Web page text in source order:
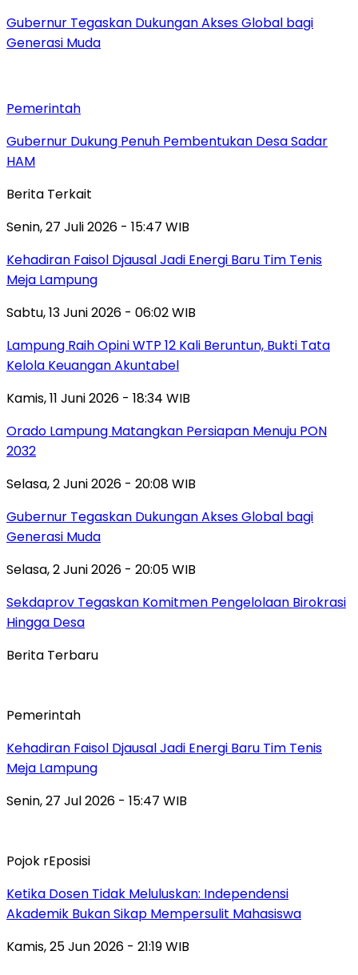
Gubernur Tegaskan Dukungan Akses Global bagi
Generasi Muda
Pemerintah
Gubernur Dukung Penuh Pembentukan Desa Sadar
HAM
Berita Terkait
Senin, 27 Juli 2026 - 15:47 WIB
Kehadiran Faisol Djausal Jadi Energi Baru Tim Tenis
Meja Lampung
Sabtu, 13 Juni 2026 - 06:02 WIB
Lampung Raih Opini WTP 12 Kali Beruntun, Bukti Tata
Kelola Keuangan Akuntabel
Kamis, 11 Juni 2026 - 18:34 WIB
Orado Lampung Matangkan Persiapan Menuju PON
2032
Selasa, 2 Juni 2026 - 20:08 WIB
Gubernur Tegaskan Dukungan Akses Global bagi
Generasi Muda
Selasa, 2 Juni 2026 - 20:05 WIB
Sekdaprov Tegaskan Komitmen Pengelolaan Birokrasi
Hingga Desa
Berita Terbaru
Pemerintah
Kehadiran Faisol Djausal Jadi Energi Baru Tim Tenis
Meja Lampung
Senin, 27 Jul 2026 - 15:47 WIB
Pojok rEposisi
Ketika Dosen Tidak Meluluskan: Independensi
Akademik Bukan Sikap Mempersulit Mahasiswa
Kamis, 25 Jun 2026 - 21:19 WIB